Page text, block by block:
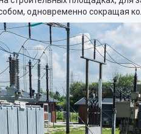
одновременно сокращая